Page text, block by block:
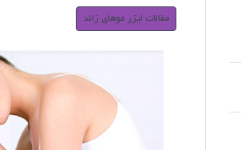
مقالات لیزر موهای زائد